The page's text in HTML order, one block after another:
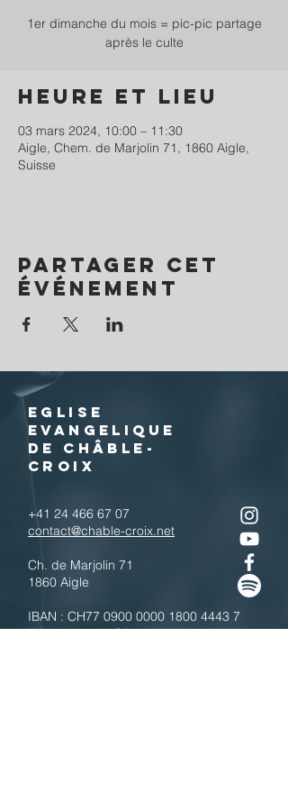
1er dimanche du mois = pic-pic partage
après le culte
Heure et lieu
03 mars 2024, 10:00 – 11:30
Aigle, Chem. de Marjolin 71, 1860 Aigle,
Suisse
Partager cet
événement
EGLISE
EVANGELIQUE
DE CHÂBLE-
CROIX
+41 24 466 67 07
contact@chable-croix.net
Ch. de Marjolin 71
1860 Aigle
IBAN : CH77 0900 0000 1800 4443 7
Télécharger le QR code